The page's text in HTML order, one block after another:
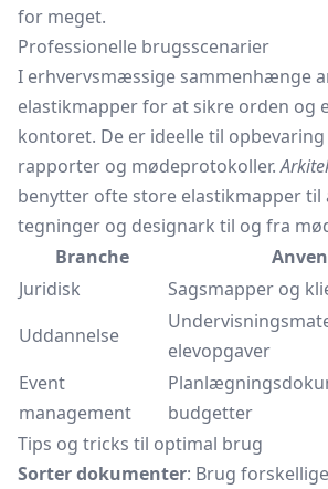
for meget.
Professionelle brugsscenarier
I erhvervsmæssige sammenhænge
elastikmapper for at sikre orden og
kontoret. De er ideelle til
rapporter og mødeprotokoller.
benytter ofte store elastikmapper
tegninger og designark til og fra
Branche
Juridisk
Sagsmapper og
Uddannelse
elevopgaver
Event
management
budgetter
Tips og tricks til optimal brug
Sorter dokumenter: Brug